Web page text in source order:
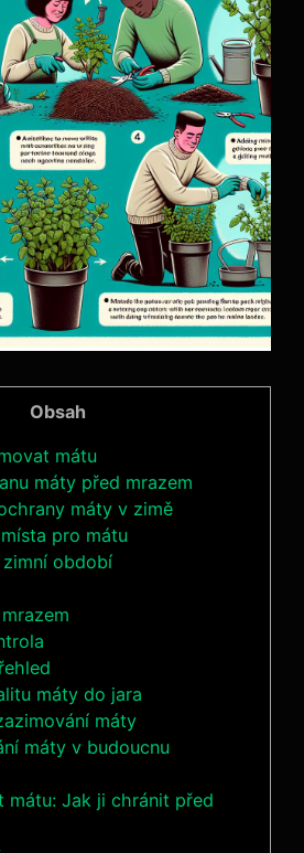
Obsah
mátu
máty před mrazem
máty v zimě
pro mátu
období
máty do jara
máty
máty v budoucnu
mátu: Jak ji chránit před